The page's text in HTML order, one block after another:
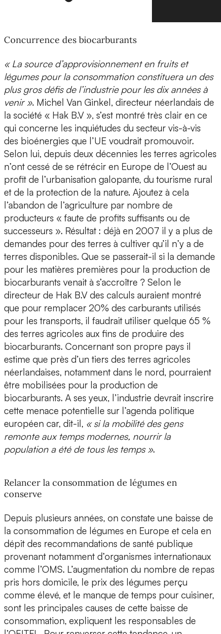
Concurrence des biocarburants
« La source d’approvisionnement en fruits et
légumes pour la consommation constituera un des
plus gros défis de l’industrie pour les dix années à
venir ». Michel Van Ginkel, directeur néerlandais de
la société « Hak B.V », s’est montré très clair en ce
qui concerne les inquiétudes du secteur vis-à-vis
des bioénergies que l’UE voudrait promouvoir.
Selon lui, depuis deux décennies les terres agricoles
n’ont cessé de se rétrécir en Europe de l’Ouest au
profit de l’urbanisation galopante, du tourisme rural
et de la protection de la nature. Ajoutez à cela
l’abandon de l’agriculture par nombre de
producteurs « faute de profits suffisants ou de
successeurs ». Résultat : déjà en 2007 il y a plus de
demandes pour des terres à cultiver qu’il n’y a de
terres disponibles. Que se passerait-il si la demande
pour les matières premières pour la production de
biocarburants venait à s’accroître ? Selon le
directeur de Hak B.V des calculs auraient montré
que pour remplacer 20% des carburants utilisés
pour les transports, il faudrait utiliser quelque 65 %
des terres agricoles aux fins de produire des
biocarburants. Concernant son propre pays il
estime que près d’un tiers des terres agricoles
néerlandaises, notamment dans le nord, pourraient
être mobilisées pour la production de
biocarburants. A ses yeux, l’industrie devrait inscrire
cette menace potentielle sur l’agenda politique
européen car, dit-il, « si la mobilité des gens
remonte aux temps modernes, nourrir la
population a été de tous les temps ».
Relancer la consommation de légumes en
conserve
Depuis plusieurs années, on constate une baisse de
la consommation de légumes en Europe et cela en
dépit des recommandations de santé publique
provenant notamment d’organismes internationaux
comme l’OMS. L’augmentation du nombre de repas
pris hors domicile, le prix des légumes perçu
comme élevé, et le manque de temps pour cuisiner,
sont les principales causes de cette baisse de
consommation, expliquent les responsables de